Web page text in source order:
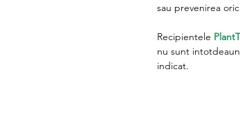
sau prevenirea
Recipientele
nu sunt
indicat.